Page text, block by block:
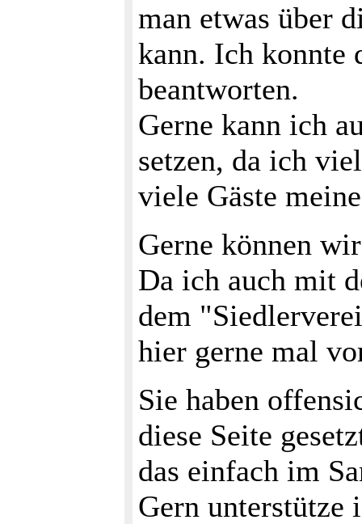
man etwas über
kann. Ich konnte
beantworten.
Gerne kann ich
setzen, da ich
viele Gäste
Gerne können
Da ich auch mit
dem
hier gerne mal
Sie haben
diese Seite
das einfach im
Gern unterstütze